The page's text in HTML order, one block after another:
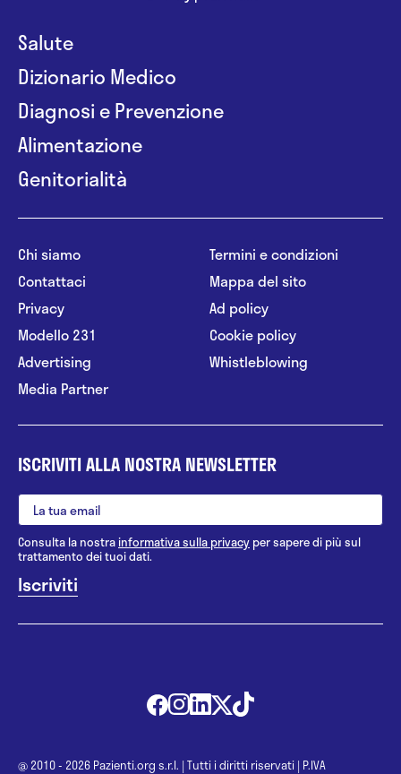
Salute
Dizionario Medico
Diagnosi e Prevenzione
Alimentazione
Genitorialità
Chi siamo
Contattaci
Privacy
Modello 231
Advertising
Media Partner
Termini e condizioni
Mappa del sito
Ad policy
Cookie policy
Whistleblowing
ISCRIVITI ALLA NOSTRA NEWSLETTER
Consulta la nostrainformativa sulla privacy per sapere di più sul
trattamento dei tuoi dati.
@ 2010 - 2026 Pazienti.org s.r.l. | Tutti i diritti riservati | P.IVA